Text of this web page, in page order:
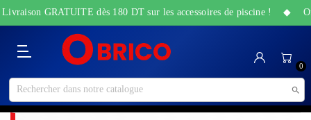
Catégorie
Accueil
Bricolage
&
Travaux
Sanitaire
Maison
Santé
&
Beauté
High-
Tech
Jardin
&
Piscine
Animalerie
0

GRATUITE dès 180 DT sur les accessoires de piscine ! ◆